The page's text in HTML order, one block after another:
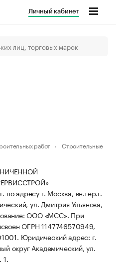
Личный кабинет
работ
Строительные
по адресу г. Москва, вн.тер.г.
ул. Дмитрия Ульянова,
ООО «МСС». При
ОГРН 1147746570949,
Юридический адрес: г.
округ Академический, ул.
1.